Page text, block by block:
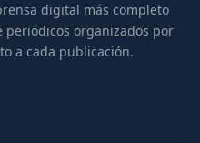
digital más completo
periódicos organizados por
a cada publicación.